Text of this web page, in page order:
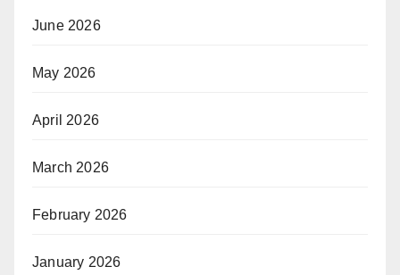
June 2026
May 2026
April 2026
March 2026
February 2026
January 2026